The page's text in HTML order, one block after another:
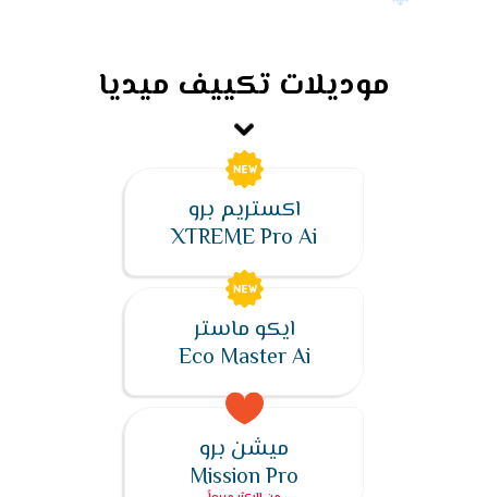
موديلات تكييف ميديا
اكستريم برو
XTREME Pro Ai
ايكو ماستر
Eco Master Ai
ميشن برو
Mission Pro